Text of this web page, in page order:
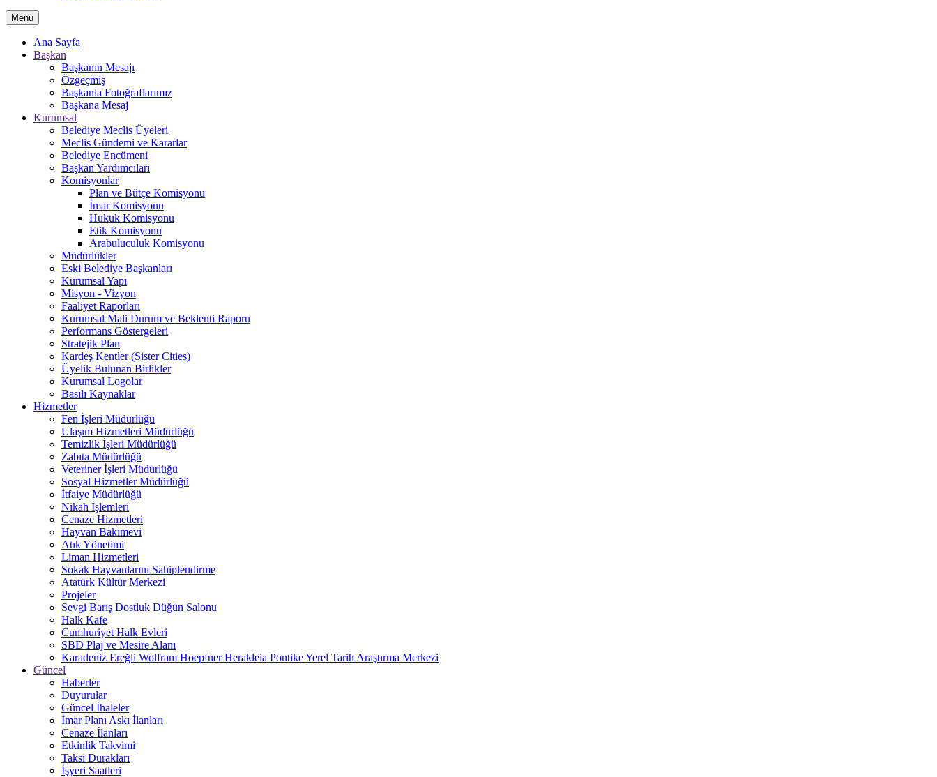
Menü
Ana Sayfa
Başkan
Başkanın Mesajı
Özgeçmiş
Başkanla Fotoğraflarımız
Başkana Mesaj
Kurumsal
Belediye Meclis Üyeleri
Meclis Gündemi ve Kararlar
Belediye Encümeni
Başkan Yardımcıları
Komisyonlar
Plan ve Bütçe Komisyonu
İmar Komisyonu
Hukuk Komisyonu
Etik Komisyonu
Arabuluculuk Komisyonu
Müdürlükler
Eski Belediye Başkanları
Kurumsal Yapı
Misyon - Vizyon
Faaliyet Raporları
Kurumsal Mali Durum ve Beklenti Raporu
Performans Göstergeleri
Stratejik Plan
Kardeş Kentler (Sister Cities)
Üyelik Bulunan Birlikler
Kurumsal Logolar
Basılı Kaynaklar
Hizmetler
Fen İşleri Müdürlüğü
Ulaşım Hizmetleri Müdürlüğü
Temizlik İşleri Müdürlüğü
Zabıta Müdürlüğü
Veteriner İşleri Müdürlüğü
Sosyal Hizmetler Müdürlüğü
İtfaiye Müdürlüğü
Nikah İşlemleri
Cenaze Hizmetleri
Hayvan Bakımevi
Atık Yönetimi
Liman Hizmetleri
Sokak Hayvanlarını Sahiplendirme
Atatürk Kültür Merkezi
Projeler
Sevgi Barış Dostluk Düğün Salonu
Halk Kafe
Cumhuriyet Halk Evleri
SBD Plaj ve Mesire Alanı
Karadeniz Ereğli Wolfram Hoepfner Herakleia Pontike Yerel Tarih Araştırma Merkezi
Güncel
Haberler
Duyurular
Güncel İhaleler
İmar Planı Askı İlanları
Cenaze İlanları
Etkinlik Takvimi
Taksi Durakları
İşyeri Saatleri